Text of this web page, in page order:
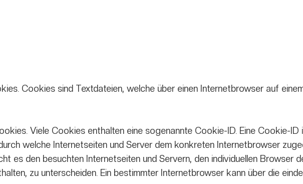
Cookies sind Textdateien, welche über einen Internetbrowser auf
Viele Cookies enthalten eine sogenannte Cookie-ID. Eine Cookie-ID
welche Internetseiten und Server dem konkreten Internetbrowser
es den besuchten Internetseiten und Servern, den individuellen Browser
zu unterscheiden. Ein bestimmter Internetbrowser kann über die